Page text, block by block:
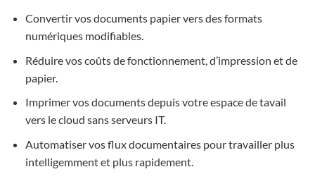
Convertir vos documents papier vers des formats
numériques modifiables.
Réduire vos coûts de fonctionnement, d’impression et de
papier.
Imprimer vos documents depuis votre espace de tavail
vers le cloud sans serveurs IT.
Automatiser vos flux documentaires pour travailler plus
intelligemment et plus rapidement.